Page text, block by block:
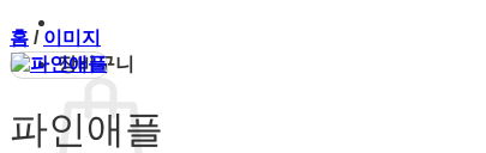
장바구니
홈 / 이미지
파인애플